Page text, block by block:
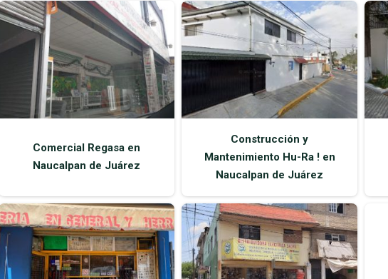
Comercial Regasa en
Naucalpan de Juárez
Construcción y
Mantenimiento Hu-Ra ! en
Naucalpan de Juárez